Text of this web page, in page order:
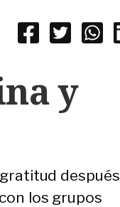
y
después
los grupos